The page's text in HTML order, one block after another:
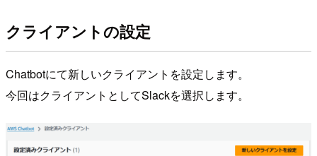
クライアントの設定
Chatbotにて新しいクライアントを設定します。
今回はクライアントとしてSlackを選択します。